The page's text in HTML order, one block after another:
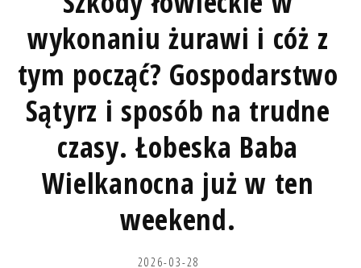
wykonaniu żurawi i cóż z
tym począć? Gospodarstwo
Sątyrz i sposób na trudne
czasy. Łobeska Baba
Wielkanocna już w ten
weekend.
2026-03-28